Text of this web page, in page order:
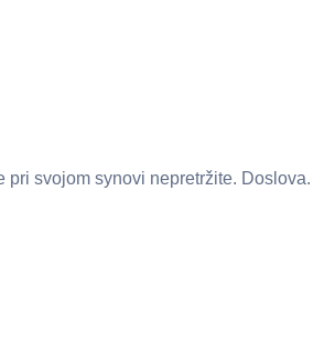
pri svojom synovi nepretržite. Doslova.